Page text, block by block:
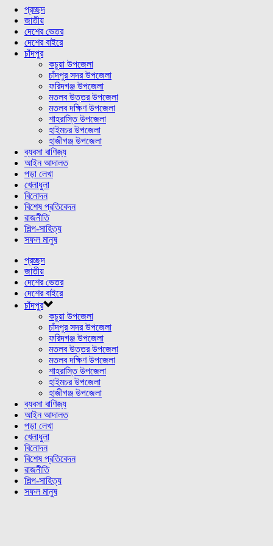
প্রচ্ছদ
জাতীয়
দেশের ভেতর
দেশের বাইরে
চাঁদপুর
কচুয়া উপজেলা
চাঁদপুর সদর উপজেলা
ফরিদগঞ্জ উপজেলা
মতলব উত্তর উপজেলা
মতলব দক্ষিণ উপজেলা
শাহরাস্তি উপজেলা
হাইমচর উপজেলা
হাজীগঞ্জ উপজেলা
ব্যবসা বাণিজ্য
আইন আদালত
পড়া লেখা
খেলাধুলা
বিনোদন
বিশেষ প্রতিবেদন
রাজনীতি
শিল্প-সাহিত্য
সফল মানুষ
প্রচ্ছদ
জাতীয়
দেশের ভেতর
দেশের বাইরে
চাঁদপুর
কচুয়া উপজেলা
চাঁদপুর সদর উপজেলা
ফরিদগঞ্জ উপজেলা
মতলব উত্তর উপজেলা
মতলব দক্ষিণ উপজেলা
শাহরাস্তি উপজেলা
হাইমচর উপজেলা
হাজীগঞ্জ উপজেলা
ব্যবসা বাণিজ্য
আইন আদালত
পড়া লেখা
খেলাধুলা
বিনোদন
বিশেষ প্রতিবেদন
রাজনীতি
শিল্প-সাহিত্য
সফল মানুষ